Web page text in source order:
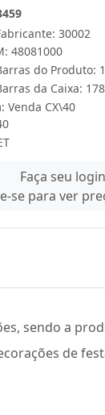
30002
48081000
do Produto:
da Caixa:
Venda CX\40
Faça seu
se para ver
sendo a
de